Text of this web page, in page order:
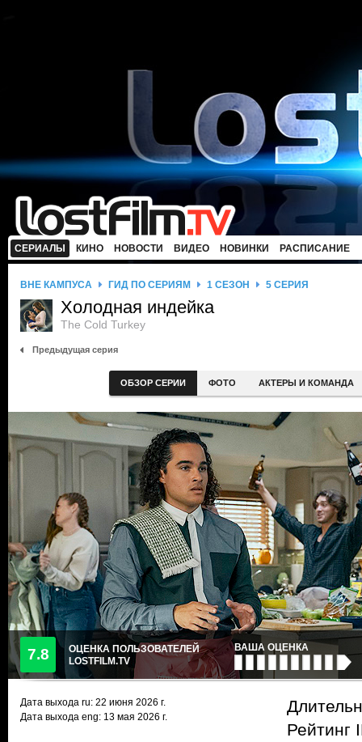
СЕРИАЛЫ КИНО НОВОСТИ ВИДЕО НОВИНКИ РАСПИСАНИЕ
ВНЕ КАМПУСА ГИД ПО СЕРИЯМ 1 СЕЗОН 5 СЕРИЯ
Холодная индейка
The Cold Turkey
Предыдущая серия
ОБЗОР СЕРИИ ФОТО АКТЕРЫ И КОМАНДА
7.8
ОЦЕНКА ПОЛЬЗОВАТЕЛЕЙ
LOSTFILM.TV
ВАША ОЦЕНКА
Дата выхода ru: 22 июня 2026 г.
Дата выхода eng: 13 мая 2026 г.
Рейтинг